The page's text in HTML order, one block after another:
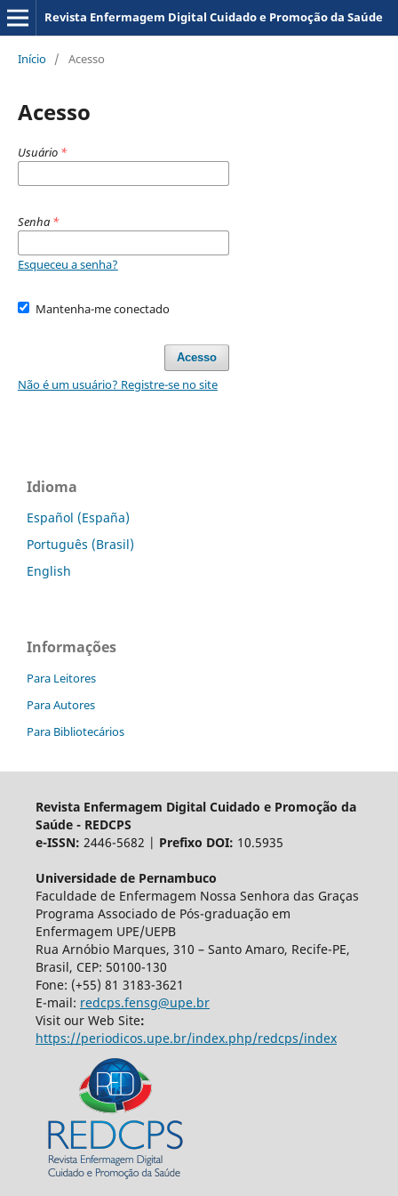
Revista Enfermagem Digital Cuidado e Promoção da Saúde
Início / Acesso
Acesso
Usuário *
Senha *
Esqueceu a senha?
Mantenha-me conectado
Acesso
Não é um usuário? Registre-se no site
Idioma
Español (España)
Português (Brasil)
English
Informações
Para Leitores
Para Autores
Para Bibliotecários
Revista Enfermagem Digital Cuidado e Promoção da
Saúde - REDCPS
e-ISSN: 2446-5682 | Prefixo DOI: 10.5935
Universidade de Pernambuco
Faculdade de Enfermagem Nossa Senhora das Graças
Programa Associado de Pós-graduação em
Enfermagem UPE/UEPB
Rua Arnóbio Marques, 310 – Santo Amaro, Recife-PE,
Brasil, CEP: 50100-130
Fone: (+55) 81 3183-3621
E-mail: redcps.fensg@upe.br
Visit our Web Site:
https://periodicos.upe.br/index.php/redcps/index